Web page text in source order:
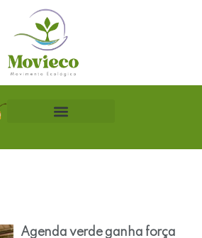
Agenda verde ganha força